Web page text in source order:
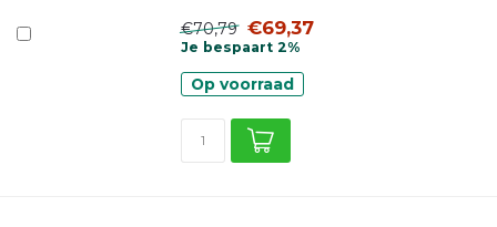
€70,79 €69,37
Je bespaart 2%
Op voorraad